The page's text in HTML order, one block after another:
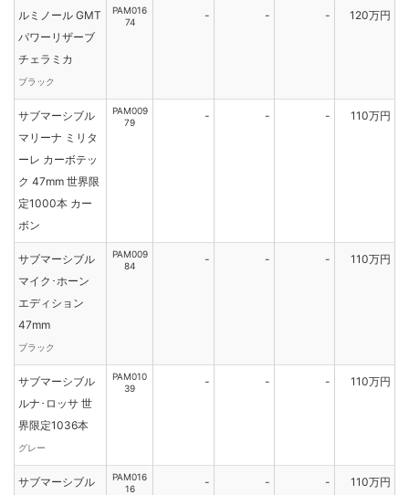
ルミノール GMT
パワーリザーブ
チェラミカ
ブラック
PAM016
74
- - - 120万円
サブマーシブル
マリーナ ミリタ
ーレ カーボテッ
ク 47mm 世界限
定1000本 カー
ボン
PAM009
79
- - - 110万円
サブマーシブル
マイク･ホーン
エディション
47mm
ブラック
PAM009
84
- - - 110万円
サブマーシブル
ルナ･ロッサ 世
界限定1036本
グレー
PAM010
39
- - - 110万円
サブマーシブル
PAM016
16
- - - 110万円